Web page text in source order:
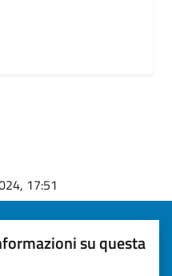
17:51
su questa